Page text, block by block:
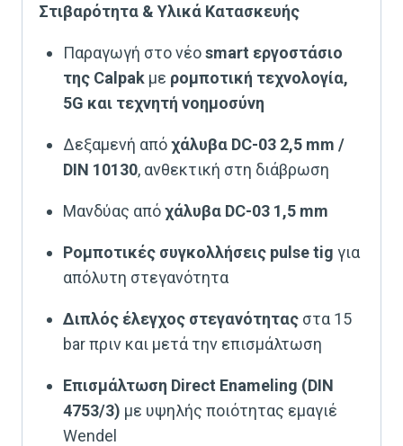
Στιβαρότητα & Υλικά Κατασκευής
Παραγωγή στο νέοsmart εργοστάσιο
της Calpak με ρομποτική τεχνολογία,
5G και τεχνητή νοημοσύνη
Δεξαμενή απόχάλυβα DC-03 2,5 mm /
DIN 10130, ανθεκτική στη διάβρωση
Μανδύας απόχάλυβα DC-03 1,5 mm
Ρομποτικές συγκολλήσεις pulse tig για
απόλυτη στεγανότητα
Διπλός έλεγχος στεγανότητας στα 15
bar πριν και μετά την επισμάλτωση
Επισμάλτωση Direct Enameling (DIN
4753/3) με υψηλής ποιότητας εμαγιέ
Wendel